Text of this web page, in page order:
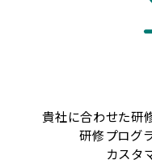
貴社に合わせた研
研修プログ
カスタ